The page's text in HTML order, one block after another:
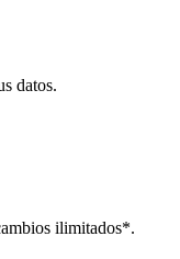
datos.
ilimitados*.